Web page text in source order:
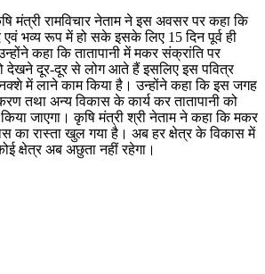
मंत्री रामविचार नेताम ने इस अवसर पर कहा कि
भव्य रूप में हो सके इसके लिए 15 दिन पूर्व ही
कहा कि तातापानी में मकर संक्रांति पर
देखने दूर-दूर से लोग आते हैं इसलिए इस पवित्र
में लाने काम किया है। उन्होंने कहा कि इस जगह
तथा अन्य विकास के कार्य कर तातापानी को
जाएगा। कृषि मंत्री श्री नेताम ने कहा कि मकर
का रास्ता खुल गया है। अब हर क्षेत्र के विकास में
क्षेत्र अब अछुता नहीं रहेगा।